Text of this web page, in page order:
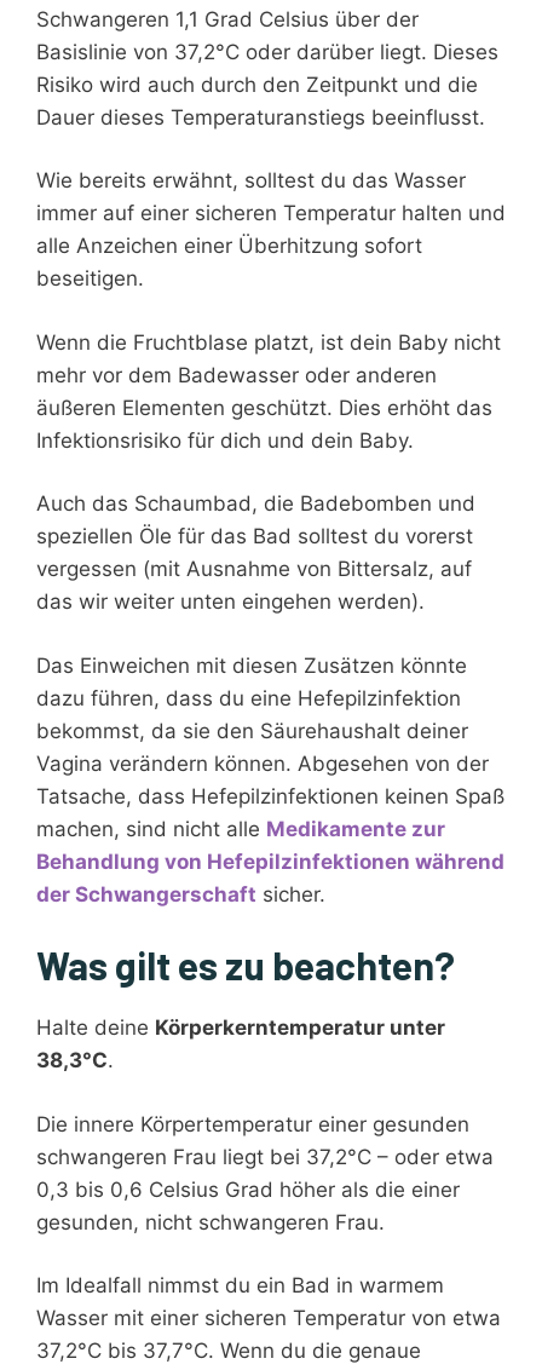
Schwangeren 1,1 Grad Celsius über der
Basislinie von 37,2°C oder darüber liegt. Dieses
Risiko wird auch durch den Zeitpunkt und die
Dauer dieses Temperaturanstiegs beeinflusst.
Wie bereits erwähnt, solltest du das Wasser
immer auf einer sicheren Temperatur halten und
alle Anzeichen einer Überhitzung sofort
beseitigen.
Wenn die Fruchtblase platzt, ist dein Baby nicht
mehr vor dem Badewasser oder anderen
äußeren Elementen geschützt. Dies erhöht das
Infektionsrisiko für dich und dein Baby.
Auch das Schaumbad, die Badebomben und
speziellen Öle für das Bad solltest du vorerst
vergessen (mit Ausnahme von Bittersalz, auf
das wir weiter unten eingehen werden).
Das Einweichen mit diesen Zusätzen könnte
dazu führen, dass du eine Hefepilzinfektion
bekommst, da sie den Säurehaushalt deiner
Vagina verändern können. Abgesehen von der
Tatsache, dass Hefepilzinfektionen keinen Spaß
machen, sind nicht alle Medikamente zur
Behandlung von Hefepilzinfektionen während
der Schwangerschaft sicher.
Was gilt es zu beachten?
Halte deine Körperkerntemperatur unter
38,3°C.
Die innere Körpertemperatur einer gesunden
schwangeren Frau liegt bei 37,2°C – oder etwa
0,3 bis 0,6 Celsius Grad höher als die einer
gesunden, nicht schwangeren Frau.
Im Idealfall nimmst du ein Bad in warmem
Wasser mit einer sicheren Temperatur von etwa
37,2°C bis 37,7°C. Wenn du die genaue